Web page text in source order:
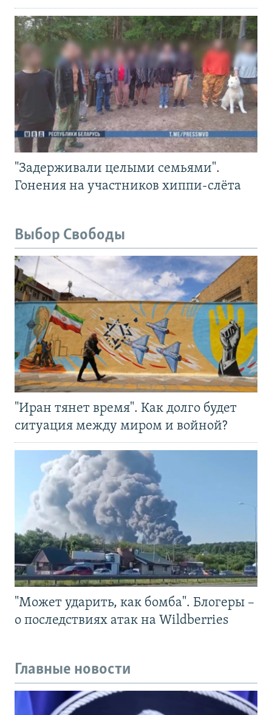
"Задерживали целыми семьями".
Гонения на участников хиппи-слёта
Выбор Свободы
"Иран тянет время". Как долго будет
ситуация между миром и войной?
"Может ударить, как бомба". Блогеры –
о последствиях атак на Wildberries
Главные новости